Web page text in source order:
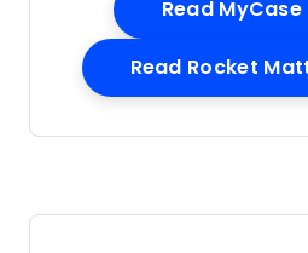
Document Management
External Integrations
Multi-User
Notifications
Read MyCase
Read Rocket